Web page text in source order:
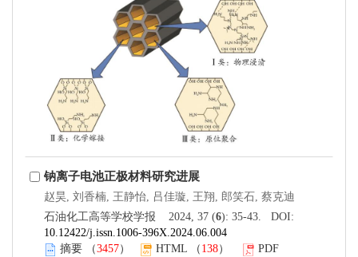
钠离子电池正极材料研究进展
赵昊, 刘香楠, 王静怡, 吕佳璇, 王翔, 郎笑石, 蔡克迪
石油化工高等学校学报 2024, 37 (6): 35-43. DOI:
10.12422/j.issn.1006-396X.2024.06.004
摘要 （3457） HTML （ 138）
PDF